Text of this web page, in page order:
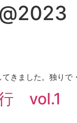
きました。独りで
vol.1